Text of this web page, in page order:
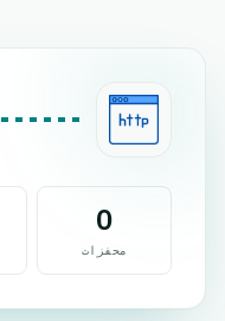
0
محفزات